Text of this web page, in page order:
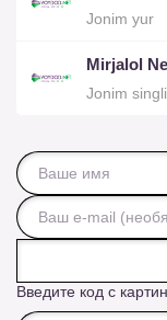
Jonim yur
Mirjalol
Jonim
Введите код с